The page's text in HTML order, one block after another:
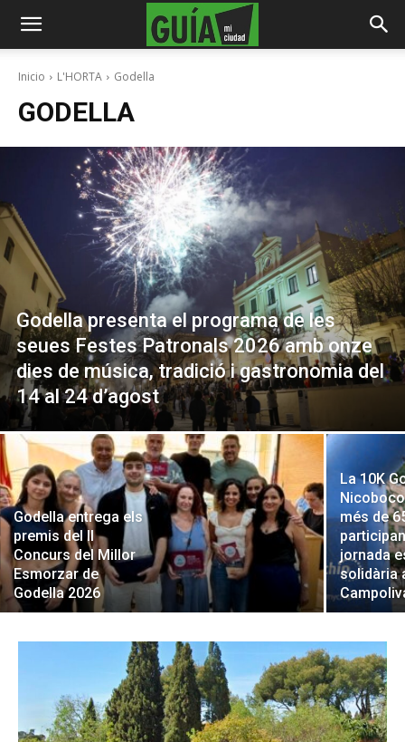
Inicio L'HORTA Godella
GODELLA
Godella presenta el programa de les
seues Festes Patronals 2026 amb onze
dies de música, tradició i gastronomia del
14 al 24 d’agost
Godella entrega els
premis del II
Concurs del Millor
Esmorzar de
Godella 2026
La 10K
més de
jornada
solidària